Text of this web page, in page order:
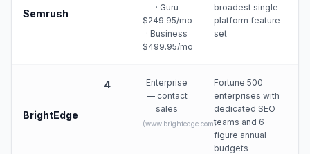
Semrush
· Guru
$249.95/mo
· Business
$499.95/mo
broadest single-
platform feature
set
BrightEdge
4
Enterprise
— contact
sales
(www.brightedge.com)
Fortune 500
enterprises with
dedicated SEO
teams and 6-
figure annual
budgets